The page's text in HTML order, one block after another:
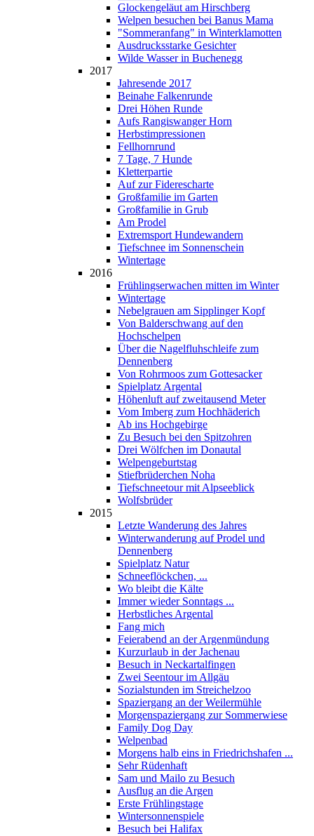
Glockengeläut am Hirschberg
Welpen besuchen bei Banus Mama
"Sommeranfang" in Winterklamotten
Ausdrucksstarke Gesichter
Wilde Wasser in Buchenegg
2017
Jahresende 2017
Beinahe Falkenrunde
Drei Höhen Runde
Aufs Rangiswanger Horn
Herbstimpressionen
Fellhornrund
7 Tage, 7 Hunde
Kletterpartie
Auf zur Fiderescharte
Großfamilie im Garten
Großfamilie in Grub
Am Prodel
Extremsport Hundewandern
Tiefschnee im Sonnenschein
Wintertage
2016
Frühlingserwachen mitten im Winter
Wintertage
Nebelgrauen am Sipplinger Kopf
Von Balderschwang auf den
Hochschelpen
Über die Nagelfluhschleife zum
Dennenberg
Von Rohrmoos zum Gottesacker
Spielplatz Argental
Höhenluft auf zweitausend Meter
Vom Imberg zum Hochhäderich
Ab ins Hochgebirge
Zu Besuch bei den Spitzohren
Drei Wölfchen im Donautal
Welpengeburtstag
Stiefbrüderchen Noha
Tiefschneetour mit Alpseeblick
Wolfsbrüder
2015
Letzte Wanderung des Jahres
Winterwanderung auf Prodel und
Dennenberg
Spielplatz Natur
Schneeflöckchen, ...
Wo bleibt die Kälte
Immer wieder Sonntags ...
Herbstliches Argental
Fang mich
Feierabend an der Argenmündung
Kurzurlaub in der Jachenau
Besuch in Neckartalfingen
Zwei Seentour im Allgäu
Sozialstunden im Streichelzoo
Spaziergang an der Weilermühle
Morgenspaziergang zur Sommerwiese
Family Dog Day
Welpenbad
Morgens halb eins in Friedrichshafen ...
Sehr Rüdenhaft
Sam und Mailo zu Besuch
Ausflug an die Argen
Erste Frühlingstage
Wintersonnenspiele
Besuch bei Halifax